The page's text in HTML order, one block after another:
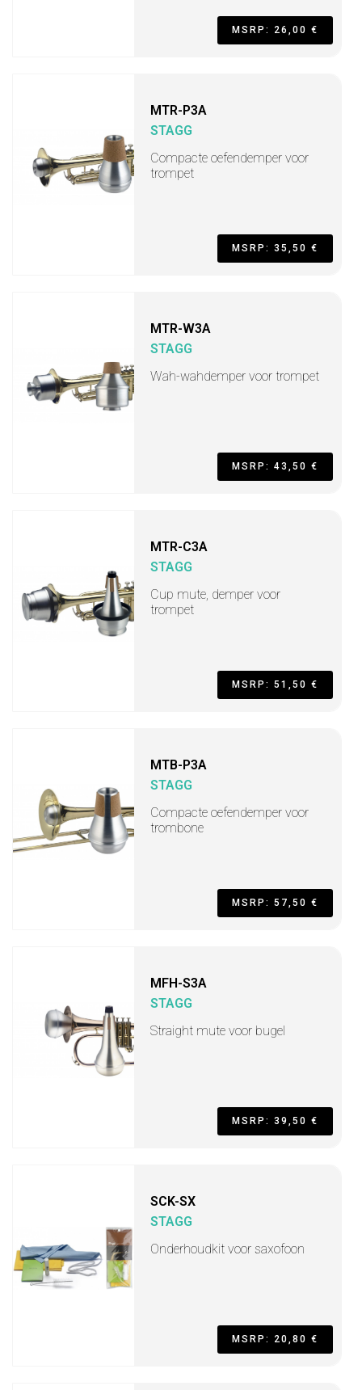
MSRP: 26,00 €
MTR-P3A
STAGG
Compacte oefendemper voor
trompet
MSRP: 35,50 €
MTR-W3A
STAGG
Wah-wahdemper voor trompet
MSRP: 43,50 €
MTR-C3A
STAGG
Cup mute, demper voor
trompet
MSRP: 51,50 €
MTB-P3A
STAGG
Compacte oefendemper voor
trombone
MSRP: 57,50 €
MFH-S3A
STAGG
Straight mute voor bugel
MSRP: 39,50 €
SCK-SX
STAGG
Onderhoudkit voor saxofoon
MSRP: 20,80 €